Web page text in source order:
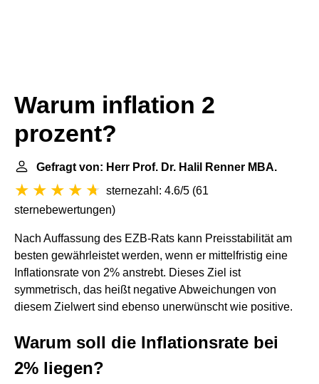
Warum inflation 2
prozent?
Gefragt von: Herr Prof. Dr. Halil Renner MBA.
sternezahl: 4.6/5 (61
sternebewertungen)
Nach Auffassung des EZB-Rats kann Preisstabilität am
besten gewährleistet werden, wenn er mittelfristig eine
Inflationsrate von 2% anstrebt. Dieses Ziel ist
symmetrisch, das heißt negative Abweichungen von
diesem Zielwert sind ebenso unerwünscht wie positive.
Warum soll die Inflationsrate bei
2% liegen?